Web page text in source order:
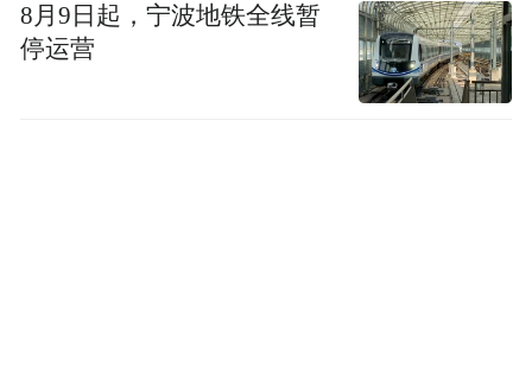
8月9日起，宁波地铁全线暂
停运营